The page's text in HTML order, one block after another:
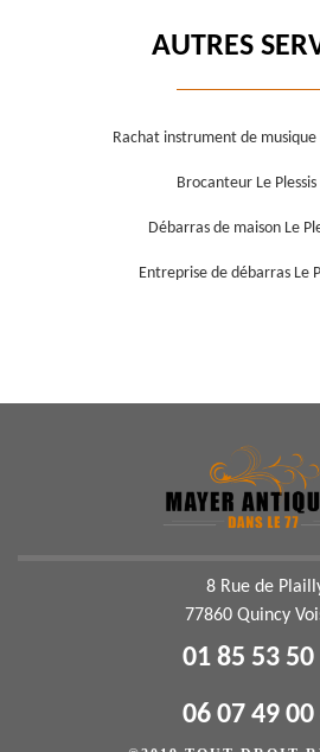
AUTRES
Rachat instrument de musique
Brocanteur Le Plessis
Débarras de maison Le
Entreprise de débarras Le
8 Rue de
77860 Quincy
01 85 53 50
06 07 49 00